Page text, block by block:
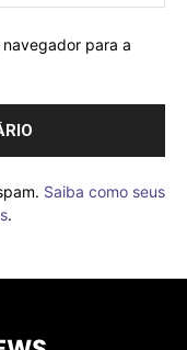
para a
Saiba como seus
.